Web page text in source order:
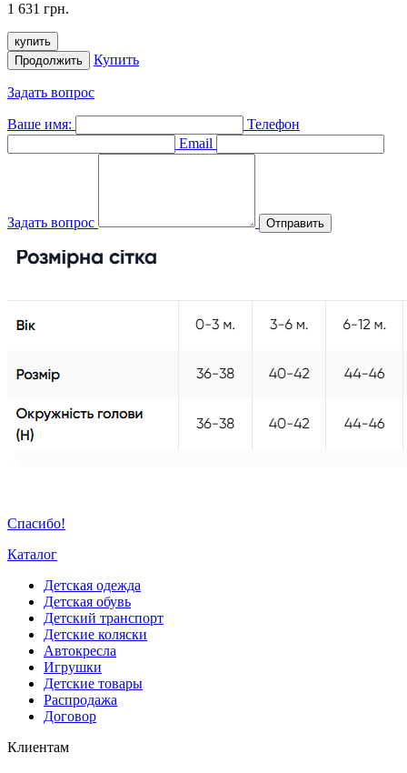
1 631 грн.
купить
Продолжить
Купить
Задать вопрос
Ваше имя:
Телефон
Email
Задать вопрос Отправить
Спасибо!
Каталог
Детская одежда
Детская обувь
Детский транспорт
Детские коляски
Автокресла
Игрушки
Детские товары
Распродажа
Договор
Клиентам